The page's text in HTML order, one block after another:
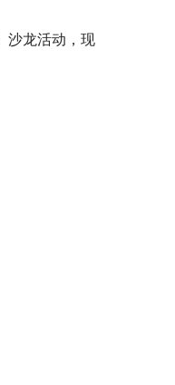
沙龙活动，现